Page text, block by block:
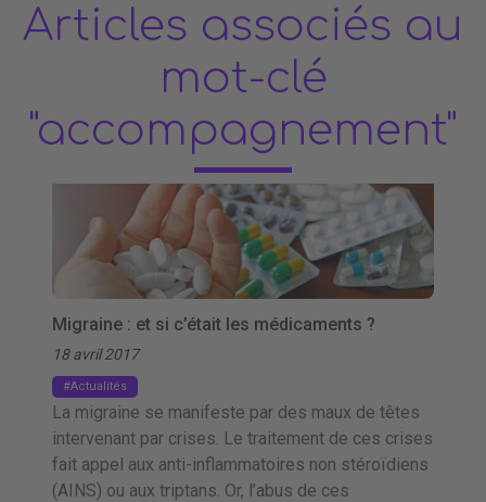
Articles associés au
mot-clé
"accompagnement"
Migraine : et si c’était les médicaments ?
18 avril 2017
Actualités
La migraine se manifeste par des maux de têtes
intervenant par crises. Le traitement de ces crises
fait appel aux anti-inflammatoires non stéroïdiens
(AINS) ou aux triptans. Or, l’abus de ces